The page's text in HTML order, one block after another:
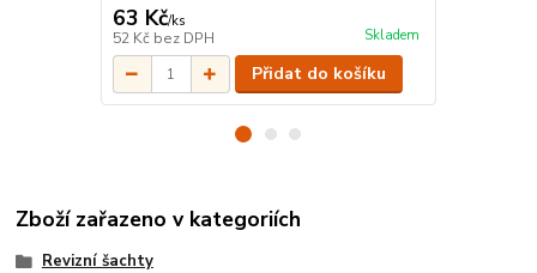
63 Kč/ks
52 Kč bez DPH Skladem
Přidat do košíku
Zboží zařazeno v kategoriích
Revizní šachty